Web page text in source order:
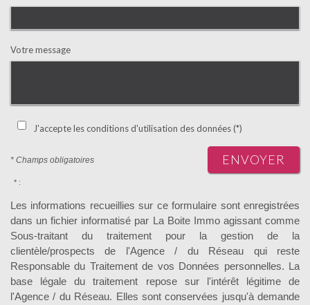
Votre message
J'accepte les conditions d'utilisation des données (*)
* Champs obligatoires ENVOYER
* :
Les informations recueillies sur ce formulaire sont enregistrées
dans un fichier informatisé par La Boite Immo agissant comme
Sous-traitant du traitement pour la gestion de la
clientèle/prospects de l'Agence / du Réseau qui reste
Responsable du Traitement de vos Données personnelles. La
base légale du traitement repose sur l'intérêt légitime de
l'Agence / du Réseau. Elles sont conservées jusqu'à demande